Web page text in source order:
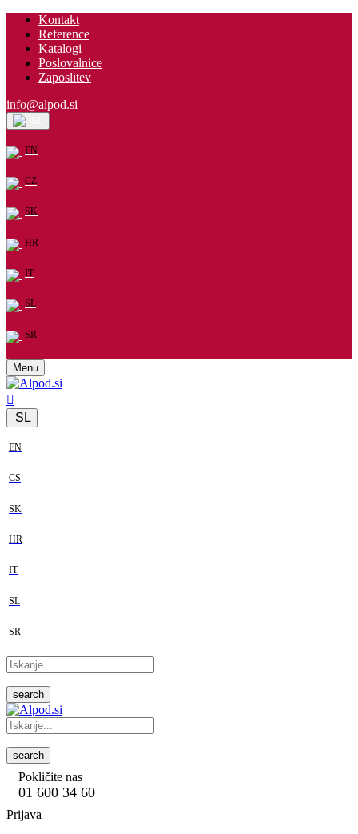
Kontakt
Reference
Katalogi
Poslovalnice
Zaposlitev
info@alpod.si
EN
CZ
SK
HR
IT
SL
SR
Menu
SL
EN
CS
SK
HR
IT
SL
SR
search
search
Pokličite nas
01 600 34 60
Prijava